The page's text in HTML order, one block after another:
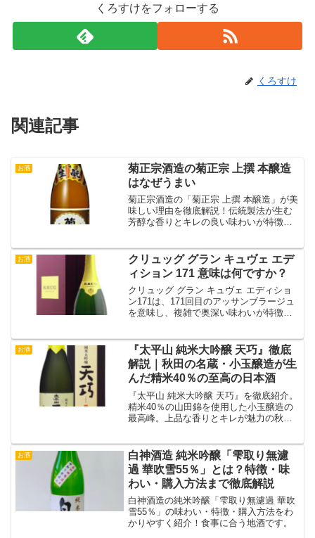
くろすけをフォローする
くろすけ
関連記事
お酒
菊正宗酒造の菊正宗 上撰 本醸造
はなぜうまい
菊正宗酒造の「菊正宗 上撰 本醸造」が美
味しい理由を徹底解説！伝統製法が生む
芳醇な香りとキレの良い味わいが特徴。
お酒
クリュッグ グラン キュヴェ エデ
ィション 171 意味は何ですか？
クリュッグ グラン キュヴェ エディショ
ン171は、171回目のアッサンブラージュ
を意味し、複雑で奥深い味わいが特徴。
お酒
『太平山 純米大吟醸 天巧』徹底
解説｜秋田の名蔵・小玉醸造が生
んだ精米40％の至高の日本酒
『太平山 純米大吟醸 天巧』を徹底紹介。
精米40％の山田錦を使用した小玉醸造の
最高峰。上品な香りとキレが魅力の秋田
お酒
白神酒造 純米吟醸「雫取り無濾
過 華吹雪55％」とは？特徴・味
わい・購入方法まで徹底解説
白神酒造の純米吟醸「雫取り無濾過 華吹
雪55％」の味わい・特徴・購入方法をわ
かりやすく紹介！食事に合う地酒です。